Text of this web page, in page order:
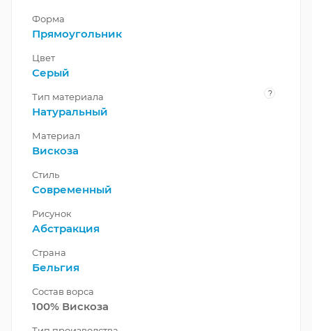
Форма
Прямоугольник
Цвет
Серый
Тип материала ?
Натуральный
Материал
Вискоза
Стиль
Современный
Рисунок
Абстракция
Страна
Бельгия
Состав ворса
100% Вискоза